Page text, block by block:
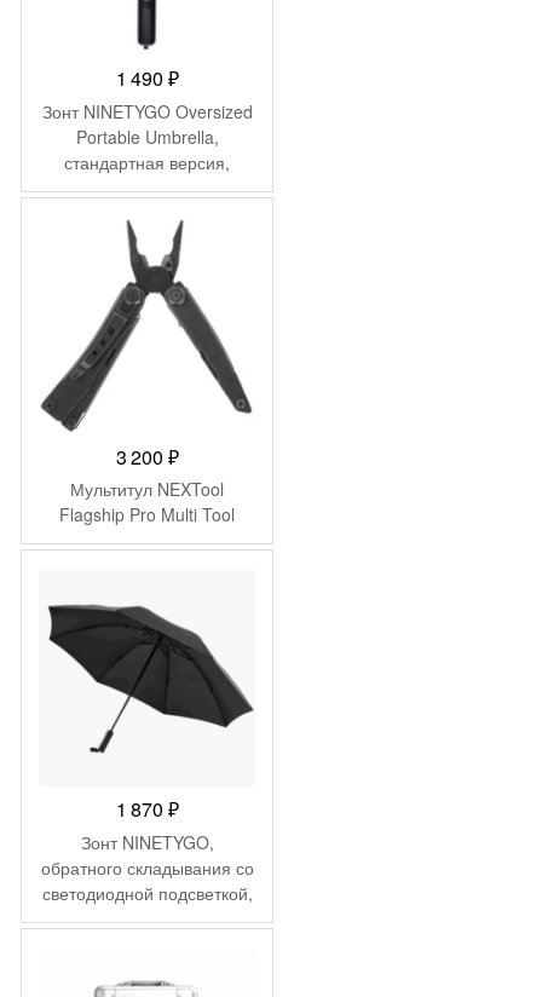
1 490 ₽
Зонт NINETYGO Oversized
Portable Umbrella,
стандартная версия,
черный 90COTNT1807U-
3 200 ₽
Мультитул NEXTool
Flagship Pro Multi Tool
1 870 ₽
Зонт NINETYGO,
обратного складывания со
светодиодной подсветкой,
черный 90COTNT2008U-